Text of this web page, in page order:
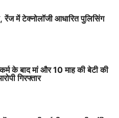
रेंज में टेक्नोलॉजी आधारित पुलिसिंग
के बाद मां और 10 माह की बेटी की
गिरफ्तार